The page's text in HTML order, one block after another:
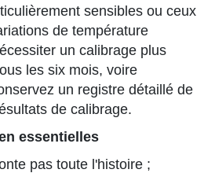
sensibles ou ceux
de température
un calibrage plus
les six mois, voire
un registre détaillé de
de calibrage.
essentielles
pas toute l'histoire ;